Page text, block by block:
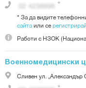
* За да видите
сайтаили се
Работи с НЗОК
Военномедицински
Сливен ул.